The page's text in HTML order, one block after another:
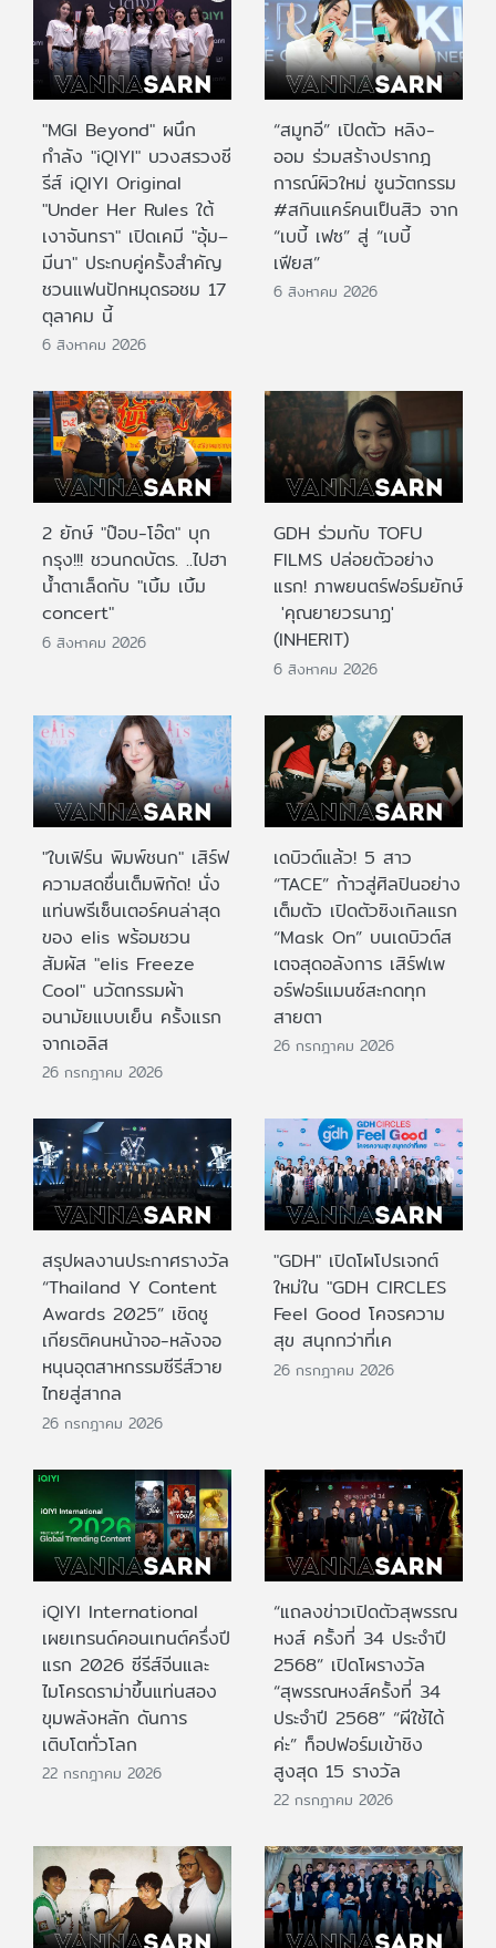
"MGI Beyond" ผนึก
กำลัง "iQIYI" บวงสรวงซี
รีส์ iQIYI Original
"Under Her Rules ใต้
เงาจันทรา" เปิดเคมี "อุ้ม–
มีนา" ประกบคู่ครั้งสำคัญ
ชวนแฟนปักหมุดรอชม 17
ตุลาคม นี้
6 สิงหาคม 2026
“สมูทอี” เปิดตัว หลิง-
ออม ร่วมสร้างปรากฎ
การณ์ผิวใหม่ ชูนวัตกรรม
#สกินแคร์คนเป็นสิว จาก
“เบบี้ เฟซ” สู่ “เบบี้
เฟียส”
6 สิงหาคม 2026
2 ยักษ์ "ป๊อบ-โอ๊ต" บุก
กรุง!!! ชวนกดบัตร. ..ไปฮา
น้ำตาเล็ดกับ "เบิ้ม เบิ้ม
concert"
6 สิงหาคม 2026
GDH ร่วมกับ TOFU
FILMS ปล่อยตัวอย่าง
แรก! ภาพยนตร์ฟอร์มยักษ์
'คุณยายวรนาฏ'
(INHERIT)
6 สิงหาคม 2026
"ใบเฟิร์น พิมพ์ชนก" เสิร์ฟ
ความสดชื่นเต็มพิกัด! นั่ง
แท่นพรีเซ็นเตอร์คนล่าสุด
ของ elis พร้อมชวน
สัมผัส "elis Freeze
Cool" นวัตกรรมผ้า
อนามัยแบบเย็น ครั้งแรก
จากเอลิส
26 กรกฎาคม 2026
เดบิวต์แล้ว! 5 สาว
“TACE” ก้าวสู่ศิลปินอย่าง
เต็มตัว เปิดตัวซิงเกิลแรก
“Mask On” บนเดบิวต์ส
เตจสุดอลังการ เสิร์ฟเพ
อร์ฟอร์แมนซ์สะกดทุก
สายตา
26 กรกฎาคม 2026
สรุปผลงานประกาศรางวัล
“Thailand Y Content
Awards 2025” เชิดชู
เกียรติคนหน้าจอ-หลังจอ
หนุนอุตสาหกรรมซีรีส์วาย
ไทยสู่สากล
26 กรกฎาคม 2026
"GDH" เปิดโผโปรเจกต์
ใหม่ใน "GDH CIRCLES
Feel Good โคจรความ
สุข สนุกกว่าที่เค
26 กรกฎาคม 2026
iQIYI International
เผยเทรนด์คอนเทนต์ครึ่งปี
แรก 2026 ซีรีส์จีนและ
ไมโครดราม่าขึ้นแท่นสอง
ขุมพลังหลัก ดันการ
เติบโตทั่วโลก
22 กรกฎาคม 2026
“แถลงข่าวเปิดตัวสุพรรณ
หงส์ ครั้งที่ 34 ประจำปี
2568” เปิดโผรางวัล
“สุพรรณหงส์ครั้งที่ 34
ประจำปี 2568” “ผีใช้ได้
ค่ะ” ท็อปฟอร์มเข้าชิง
สูงสุด 15 รางวัล
22 กรกฎาคม 2026